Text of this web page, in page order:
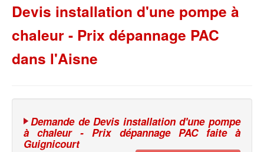
Devis installation d'une pompe à
chaleur - Prix dépannage PAC
dans l'Aisne
Demande de Devis installation d'une pompe
à chaleur - Prix dépannage PAC faite à
Guignicourt